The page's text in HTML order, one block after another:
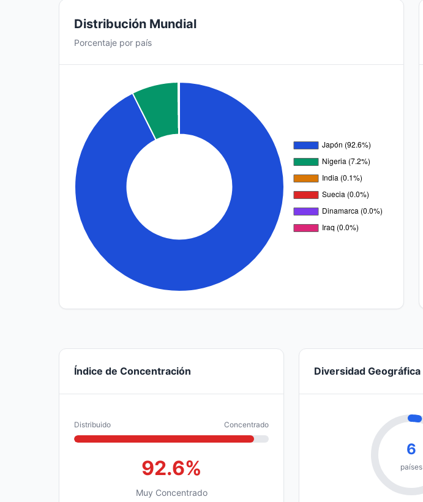
Distribución Mundial
Porcentaje por país
Índice de Concentración
Distribuido Concentrado
92.6%
Muy Concentrado
Diversidad Geográfica
6
países